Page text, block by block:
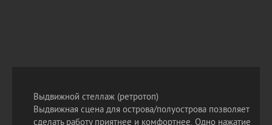
Выдвижной стеллаж (ретротоп)
Выдвижная сцена для острова/полуострова позволяет